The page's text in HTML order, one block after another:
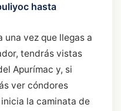
hasta
una vez que llegas a
tendrás vistas
Apurímac y, si
ver cóndores
la caminata de